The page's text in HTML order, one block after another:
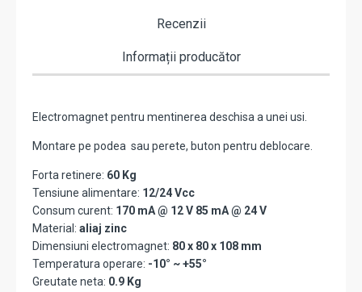
Recenzii
Informații producător
Electromagnet pentru mentinerea deschisa a unei usi.
Montare pe podea sau perete, buton pentru deblocare.
Forta retinere: 60 Kg
Tensiune alimentare: 12/24 Vcc
Consum curent: 170 mA @ 12 V 85 mA @ 24 V
Material: aliaj zinc
Dimensiuni electromagnet: 80 x 80 x 108 mm
Temperatura operare: -10° ~ +55°
Greutate neta: 0.9 Kg